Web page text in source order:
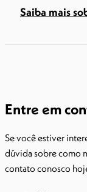
Saiba mais
Entre em
Se você estiver
dúvida sobre como
contato conosco